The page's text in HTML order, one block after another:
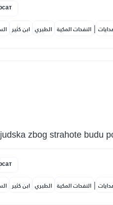
ابن كثير الطبري النفحات المكية |
zbog strahote budu
ابن كثير الطبري النفحات المكية |